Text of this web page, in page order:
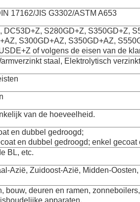
17162/JIS G3302/ASTM A653
DC53D+Z, S280GD+Z, S350GD+Z,
S300GD+AZ, S350GD+AZ,
of volgens de eisen van de
staal, Elektrolytisch verzinkt
van de hoeveelheid.
en dubbel gedroogd;
en dubbel gedroogd; enkel gecoat
BL, etc.
Azië, Zuidoost-Azië, Midden-
bouw, deuren en ramen,
apparaten,